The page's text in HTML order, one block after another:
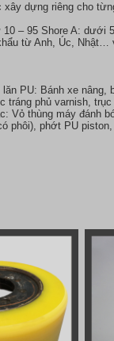
dựng riêng cho
– 95 Shore A: dưới
từ Anh, Úc, Nhật…
PU: Bánh xe
tráng phủ varnish,
Vỏ thùng máy đánh
phôi), phớt PU